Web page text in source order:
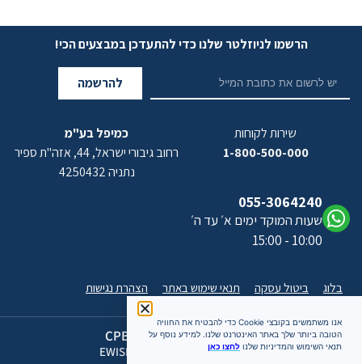
הרשמו לניוזלטר שלנו כדי להתעדכן במבצעים הכי!
להרשמה
שירות לקוחות
1-800-500-000
055-3064240
שעות המוקד ימים א׳ עד ה׳
10:00 - 15:00
כמיפל בע"מ
רחוב גיבורי ישראל, 44, אזה"ת ספיר
נתניה 4250432
בלוג ביטול עסקה תנאי שימוש באתר הצהרת נגישות
כל הזכויות שמורות 2026 CPB
האתר מעוצב ומתוחזק על ידי EWISE
אנו משתמשים בקובצי Cookie כדי להבטיח את החוויה
הטובה ביותר שלך באתר האינטרנט שלנו. למידע נוסף על
תנאי השימוש והמדיניות שלנו לחצו כאן